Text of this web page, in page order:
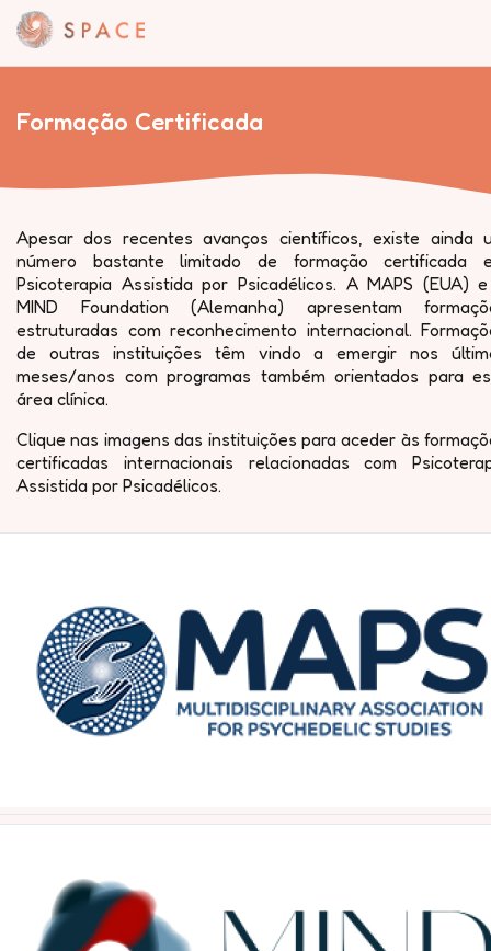
Formação Certificada
Apesar dos recentes avanços científicos, existe ainda
número bastante limitado de formação certificada
Psicoterapia Assistida por Psicadélicos. A MAPS (EUA)
MIND Foundation (Alemanha) apresentam
estruturadas com reconhecimento internacional.
de outras instituições têm vindo a emergir nos
meses/anos com programas também orientados para
área clínica.
Clique nas imagens das instituições para aceder às
certificadas internacionais relacionadas com
Assistida por Psicadélicos.